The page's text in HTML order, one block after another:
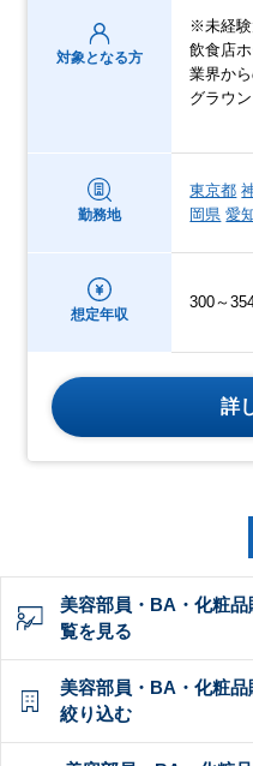
対象となる方
※未経
飲食店
業界か
グラウ
勤務地
東京都
岡県 愛
想定年収
300～
詳
美容部員・BA・化粧
覧を見る
美容部員・BA・化粧
絞り込む